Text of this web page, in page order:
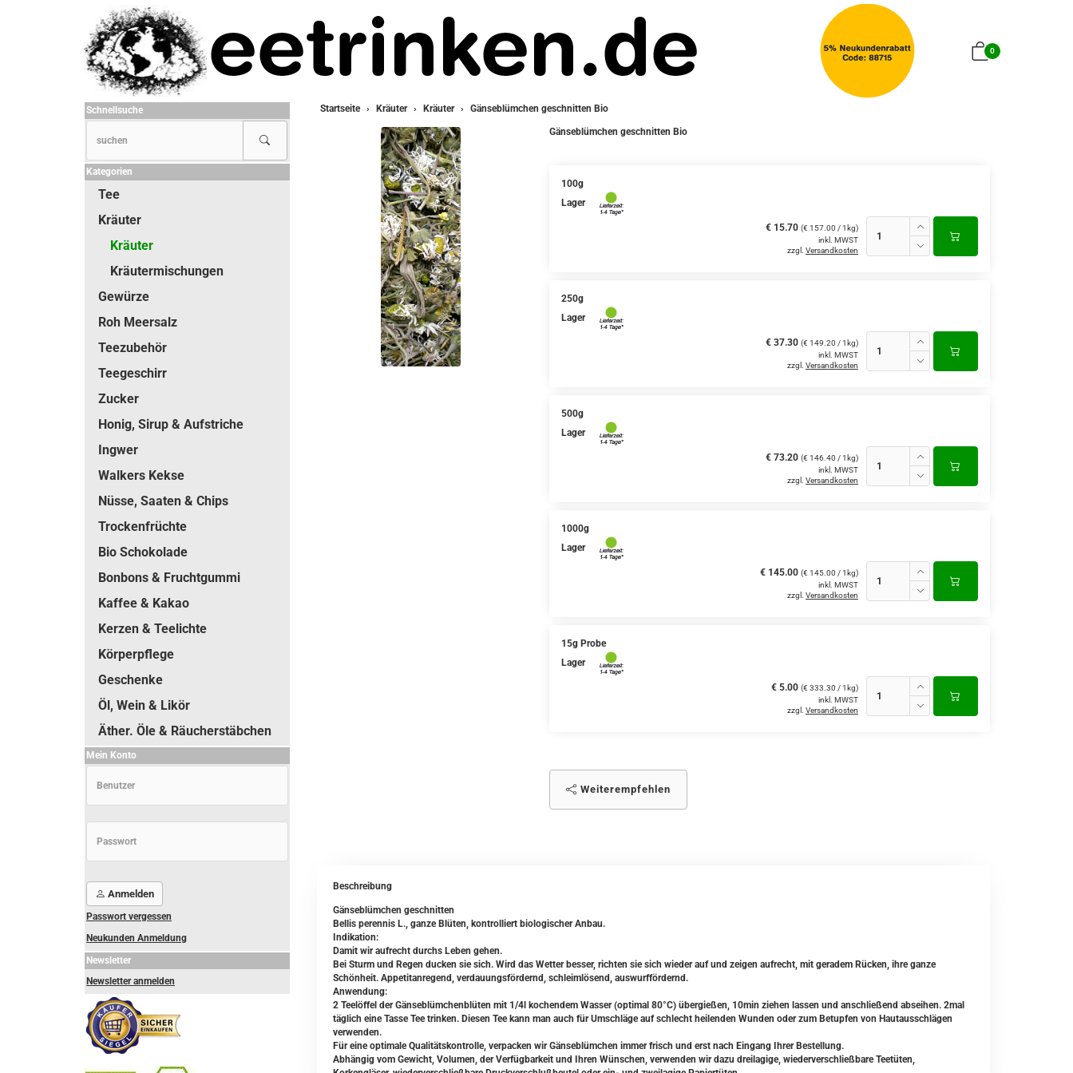
0
Startseite Kräuter Kräuter Gänseblümchen geschnitten Bio
Gänseblümchen geschnitten Bio
100g
Lager
€ 15.70 (€ 157.00 / 1kg)
inkl. MWST
zzgl. Versandkosten
250g
Lager
€ 37.30 (€ 149.20 / 1kg)
inkl. MWST
zzgl. Versandkosten
500g
Lager
€ 73.20 (€ 146.40 / 1kg)
inkl. MWST
zzgl. Versandkosten
1000g
Lager
€ 145.00 (€ 145.00 / 1kg)
inkl. MWST
zzgl. Versandkosten
15g Probe
Lager
€ 5.00 (€ 333.30 / 1kg)
inkl. MWST
zzgl. Versandkosten
Weiterempfehlen
Beschreibung
Gänseblümchen geschnitten
Bellis perennis L., ganze Blüten, kontrolliert biologischer Anbau.
Indikation:
Damit wir aufrecht durchs Leben gehen.
Bei Sturm und Regen ducken sie sich. Wird das Wetter besser, richten sie sich wieder auf und zeigen aufrecht, mit geradem Rücken, ihre ganze
Schönheit. Appetitanregend, verdauungsfördernd, schleimlösend, auswurffördernd.
Anwendung:
2 Teelöffel der Gänseblümchenblüten mit 1/4l kochendem Wasser (optimal 80°C) übergießen, 10min ziehen lassen und anschließend abseihen. 2mal
täglich eine Tasse Tee trinken. Diesen Tee kann man auch für Umschläge auf schlecht heilenden Wunden oder zum Betupfen von Hautausschlägen
verwenden.
Für eine optimale Qualitätskontrolle, verpacken wir Gänseblümchen immer frisch und erst nach Eingang Ihrer Bestellung.
Abhängig vom Gewicht, Volumen, der Verfügbarkeit und Ihren Wünschen, verwenden wir dazu dreilagige, wiederverschließbare Teetüten,
Schnellsuche
Kategorien
Tee
Kräuter
Kräuter
Kräutermischungen
Gewürze
Roh Meersalz
Teezubehör
Teegeschirr
Zucker
Honig, Sirup & Aufstriche
Ingwer
Walkers Kekse
Nüsse, Saaten & Chips
Trockenfrüchte
Bio Schokolade
Bonbons & Fruchtgummi
Kaffee & Kakao
Kerzen & Teelichte
Körperpflege
Geschenke
Öl, Wein & Likör
Äther. Öle & Räucherstäbchen
Mein Konto
Anmelden
Passwort vergessen
Neukunden Anmeldung
Newsletter
Newsletter anmelden